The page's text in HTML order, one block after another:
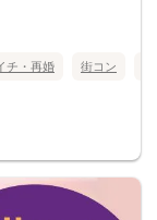
チ・再婚 街コン